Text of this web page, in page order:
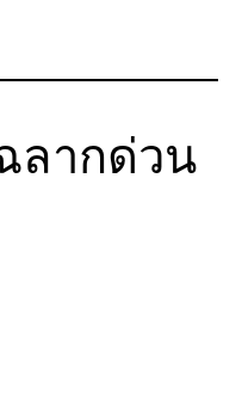
ลากด่วน